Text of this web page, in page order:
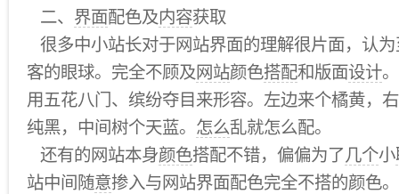
二、 界面配色及内容获取
很多中小站长对于网站界面的理解很片面，认
客的眼球。完全不顾及网站颜色搭配和版面设计
用五花八门、缤纷夺目来形容。左边来个橘黄，
纯黑，中间树个天蓝。 怎么乱就怎么配。
还有的网站本身颜色搭配不错，偏偏为了 几个小
站中间随意掺入与网站界面配色完全不搭的颜色